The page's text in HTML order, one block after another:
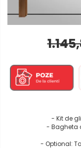
- Kit de
- Bagheta
- Optional: